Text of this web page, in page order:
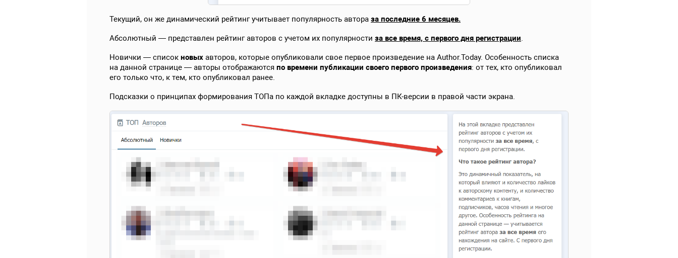
Текущий, он же динамический рейтинг учитывает популярность автора за последние 6 месяцев.
Абсолютный — представлен рейтинг авторов с учетом их популярности за все время, с первого дня регистрации.
Новички — список новых авторов, которые опубликовали свое первое произведение на Author.Today. Особенность списка
на данной странице — авторы отображаются по времени публикации своего первого произведения: от тех, кто опубликовал
его только что, к тем, кто опубликовал ранее.
Подсказки о принципах формирования ТОПа по каждой вкладке доступны в ПК-версии в правой части экрана.